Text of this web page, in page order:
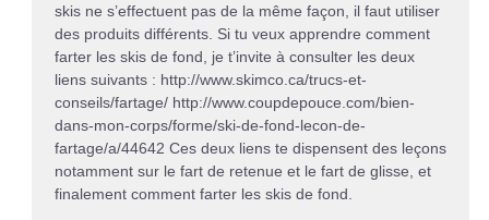
skis ne s’effectuent pas de la même façon, il faut utiliser
des produits différents. Si tu veux apprendre comment
farter les skis de fond, je t’invite à consulter les deux
liens suivants : http://www.skimco.ca/trucs-et-
conseils/fartage/ http://www.coupdepouce.com/bien-
dans-mon-corps/forme/ski-de-fond-lecon-de-
fartage/a/44642 Ces deux liens te dispensent des leçons
notamment sur le fart de retenue et le fart de glisse, et
finalement comment farter les skis de fond.